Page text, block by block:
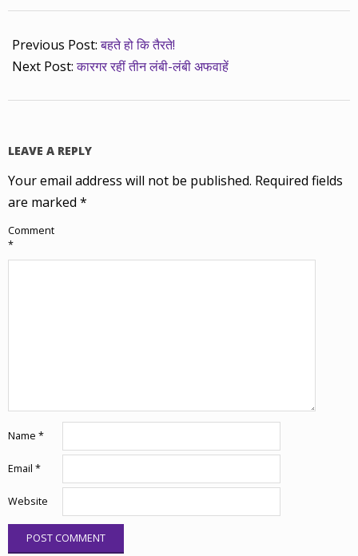
18
Previous Post:बहते हो कि तैरते!
Next Post:कारगर रहीं तीन लंबी-लंबी अफवाहें
LEAVE A REPLY
Your email address will not be published. Required fields
are marked *
Comment
*
Name *
Email *
Website